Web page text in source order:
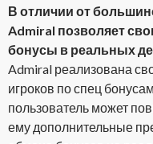
В отличии от
Admiral позволяет
бонусы в реальных
Admiral реализована
игроков по спец
пользователь может
ему дополнительные